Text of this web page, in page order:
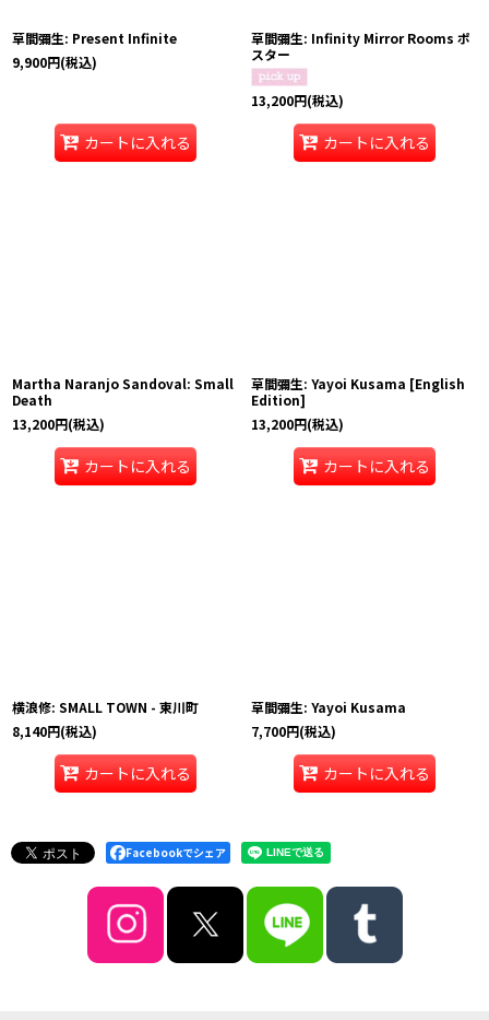
草間彌生: Present Infinite
9,900円(税込)
カートに入れる
草間彌生: Infinity Mirror Rooms ポ
スター
13,200円(税込)
カートに入れる
Martha Naranjo Sandoval: Small
Death
13,200円(税込)
カートに入れる
草間彌生: Yayoi Kusama [English
Edition]
13,200円(税込)
カートに入れる
横浪修: SMALL TOWN - 東川町
8,140円(税込)
カートに入れる
草間彌生: Yayoi Kusama
7,700円(税込)
カートに入れる
Facebookでシェア